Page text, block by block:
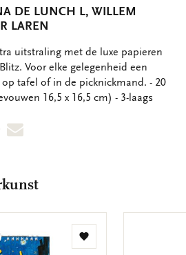
DE LUNCH L, WILLEM
LAREN
uitstraling met de luxe papieren
Voor elke gelegenheid een
tafel of in de picknickmand. - 20
16,5 x 16,5 cm) - 3-laags
DeelDeel
mail
Toevoegen